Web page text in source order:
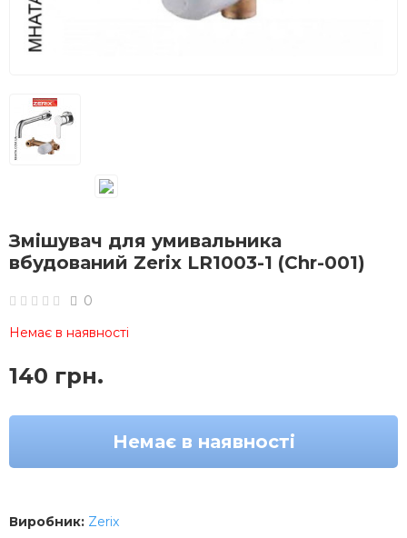
Змішувач для умивальника
вбудований Zerix LR1003-1 (Chr-001)
0
Немає в наявності
140 грн.
Немає в наявності
Виробник: Zerix